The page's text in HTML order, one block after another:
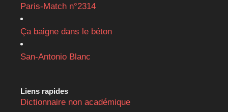
Paris-Match n°2314
Ça baigne dans le béton
San-Antonio Blanc
Liens rapides
Dictionnaire non académique